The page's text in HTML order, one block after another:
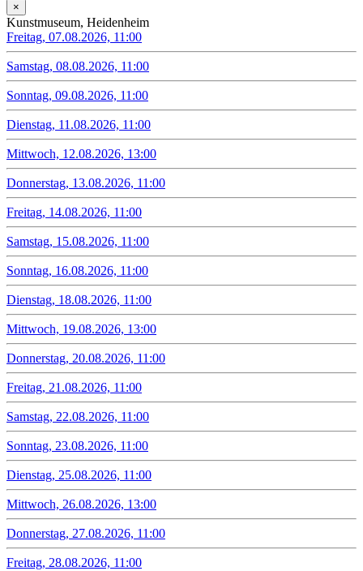
×
Kunstmuseum, Heidenheim
Freitag, 07.08.2026, 11:00
Samstag, 08.08.2026, 11:00
Sonntag, 09.08.2026, 11:00
Dienstag, 11.08.2026, 11:00
Mittwoch, 12.08.2026, 13:00
Donnerstag, 13.08.2026, 11:00
Freitag, 14.08.2026, 11:00
Samstag, 15.08.2026, 11:00
Sonntag, 16.08.2026, 11:00
Dienstag, 18.08.2026, 11:00
Mittwoch, 19.08.2026, 13:00
Donnerstag, 20.08.2026, 11:00
Freitag, 21.08.2026, 11:00
Samstag, 22.08.2026, 11:00
Sonntag, 23.08.2026, 11:00
Dienstag, 25.08.2026, 11:00
Mittwoch, 26.08.2026, 13:00
Donnerstag, 27.08.2026, 11:00
Freitag, 28.08.2026, 11:00